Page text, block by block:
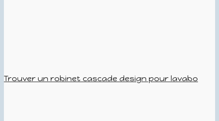
Trouver un robinet cascade design pour lavabo